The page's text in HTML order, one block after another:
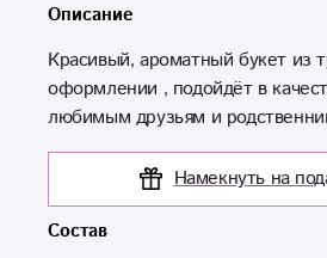
Описание
Красивый, ароматный букет из
оформлении , подойдёт в
любимым друзьям и
Намекнуть на
Состав